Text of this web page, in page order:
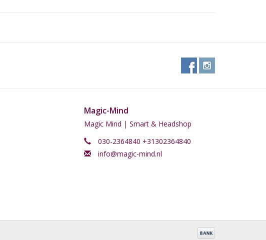
Magic-Mind
Magic Mind | Smart & Headshop
030-2364840 +31302364840
info@magic-mind.nl